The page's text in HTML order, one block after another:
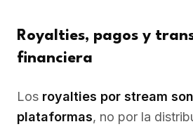
Royalties, pagos y
financiera
Los royalties por stream
plataformas, no por la